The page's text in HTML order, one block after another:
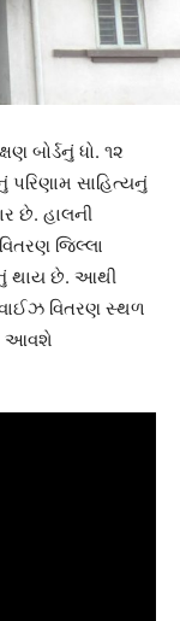
બોર્ડનું ધો. ૧૨
પરિણામ સાહિત્યનું
છે. હાલની
જિલ્લા
થાય છે. આથી
વિતરણ સ્થળ
આવશે